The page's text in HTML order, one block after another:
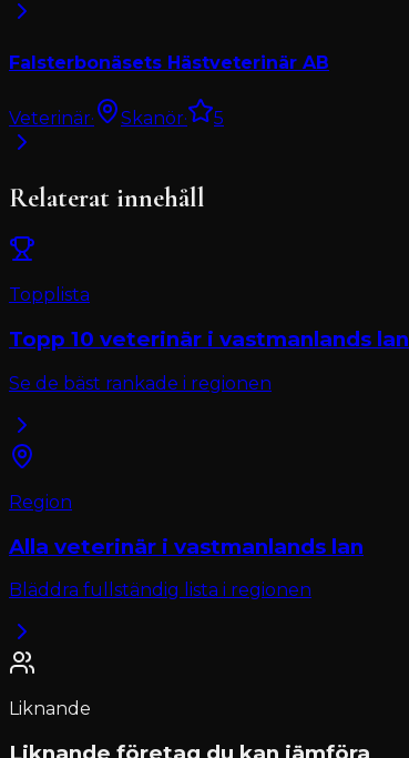
Falsterbonäsets Hästveterinär AB
Veterinär· Skanör· 5
Relaterat innehåll
Topplista
Topp 10 veterinär i vastmanlands lan
Se de bäst rankade i regionen
Region
Alla veterinär i vastmanlands lan
Bläddra fullständig lista i regionen
Liknande